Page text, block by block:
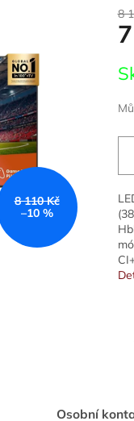
8 110 Kč
–10 %
8
Osobní